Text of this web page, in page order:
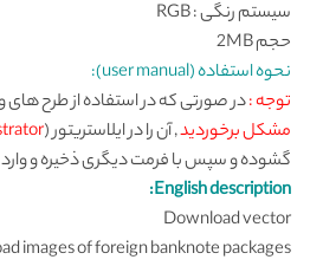
سیستم رنگی : RGB
حجم 2MB
نحوه استفاده (user manual):
توجه :در صورتی که در استفاده از طرح
مشکل برخوردید, آن را در ایلاستریتور (
گشوده و سپس با فرمت دیگری ذخیره و
English description:
Download vector
images of foreign banknote packages